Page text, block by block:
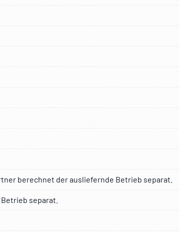
berechnet der ausliefernde Betrieb separat.
separat.